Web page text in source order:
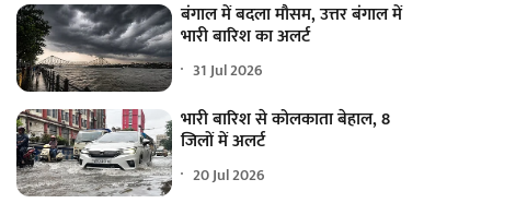
बंगाल में बदला मौसम, उत्तर बंगाल में
भारी बारिश का अलर्ट
31 Jul 2026
भारी बारिश से कोलकाता बेहाल, 8
जिलों में अलर्ट
20 Jul 2026